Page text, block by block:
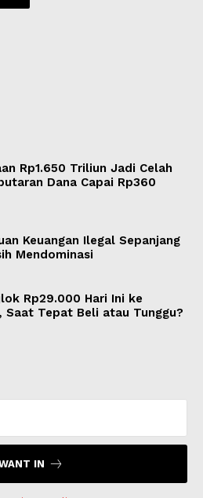
Rp1.650 Triliun Jadi Celah
Dana Capai Rp360
Keuangan Ilegal Sepanjang
Mendominasi
Rp29.000 Hari Ini ke
Saat Tepat Beli atau Tunggu?
IN